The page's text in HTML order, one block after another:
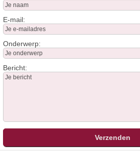
E-mail:
Onderwerp:
Bericht: